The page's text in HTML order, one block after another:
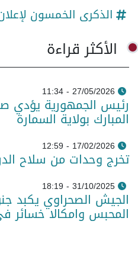
الذكرى الخمسون
الأكثر قراءة
27/05/2026 - 11:34
رئيس الجمهورية يؤدي
المبارك بولاية السمارة
17/02/2026 - 12:59
تخرج وحدات من سلاح
31/10/2025 - 18:19
الجيش الصحراوي يكبد
المحبس وامكالا خسائر